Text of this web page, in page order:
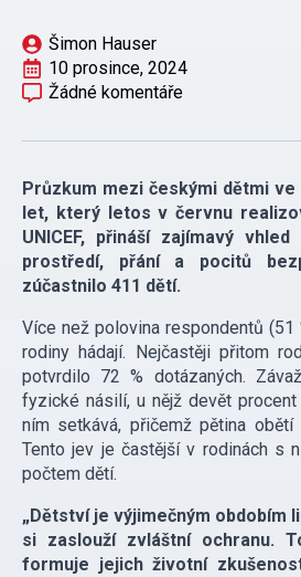
Šimon Hauser
10 prosince, 2024
Žádné komentáře
Průzkum mezi českými dětmi
let, který letos v červnu
UNICEF, přináší zajímavý
prostředí, přání a pocitů
zúčastnilo 411 dětí.
Více než polovina respondentů (51
rodiny hádají. Nejčastěji přitom
potvrdilo 72 % dotázaných.
fyzické násilí, u nějž devět
ním setkává, přičemž pětina
Tento jev je častější v rodinách s
počtem dětí.
„Dětství je výjimečným obdobím
si zaslouží zvláštní ochranu.
formuje jejich životní